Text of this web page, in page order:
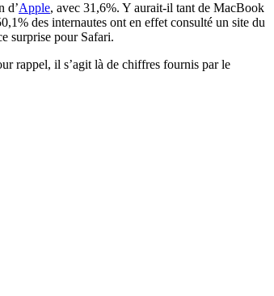
d’Apple, avec 31,6%. Y aurait-il tant de MacBook
des internautes ont en effet consulté un site du
surprise pour Safari.
rappel, il s’agit là de chiffres fournis par le